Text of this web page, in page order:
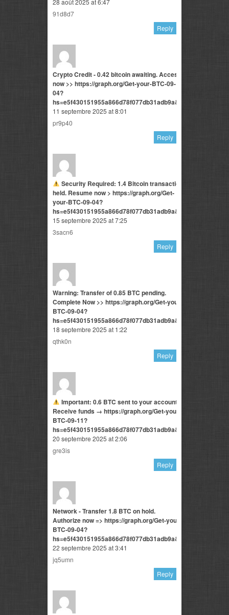
28 août 2025 at 6:47
91d8d7
Reply
Crypto Credit - 0.42 bitcoin awaiting. Access
now >> https://graph.org/Get-your-BTC-09-
04?
hs=e5f430151955a866d78f077db31adb9a&
11 septembre 2025 at 8:01
pr9p40
Reply
Security Required: 1.4 Bitcoin transaction
held. Resume now > https://graph.org/Get-
your-BTC-09-04?
hs=e5f430151955a866d78f077db31adb9a&
15 septembre 2025 at 7:25
3sacn6
Reply
Warning: Transfer of 0.85 BTC pending.
Complete Now >> https://graph.org/Get-your-
BTC-09-04?
hs=e5f430151955a866d78f077db31adb9a&
18 septembre 2025 at 1:22
qthk0n
Reply
Important: 0.6 BTC sent to your account.
Receive funds → https://graph.org/Get-your-
BTC-09-11?
hs=e5f430151955a866d78f077db31adb9a&
20 septembre 2025 at 2:06
gre3is
Reply
Network - Transfer 1.8 BTC on hold.
Authorize now => https://graph.org/Get-your-
BTC-09-04?
hs=e5f430151955a866d78f077db31adb9a&
22 septembre 2025 at 3:41
jq5umn
Reply